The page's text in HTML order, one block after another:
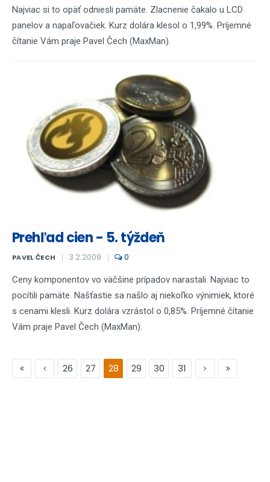
Najviac si to opäť odniesli pamäte. Zlacnenie čakalo u LCD
panelov a napaľovačiek. Kurz dolára klesol o 1,99%. Príjemné
čítanie Vám praje Pavel Čech (MaxMan).
Prehľad cien - 5. týždeň
PAVEL ČECH 3.2.2009 0
Ceny komponentov vo väčšine prípadov narastali. Najviac to
pocítili pamäte. Našťastie sa našlo aj niekoľko výnimiek, ktoré
s cenami klesli. Kurz dolára vzrástol o 0,85%. Príjemné čítanie
Vám praje Pavel Čech (MaxMan).
26 27 28 29 30 31